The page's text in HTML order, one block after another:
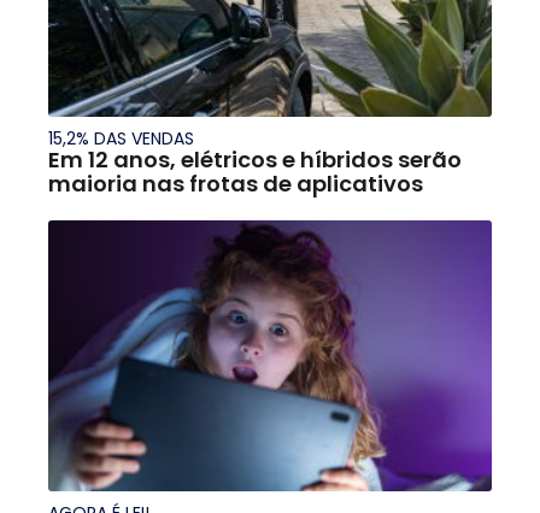
15,2% DAS VENDAS
Em 12 anos, elétricos e híbridos serão
maioria nas frotas de aplicativos